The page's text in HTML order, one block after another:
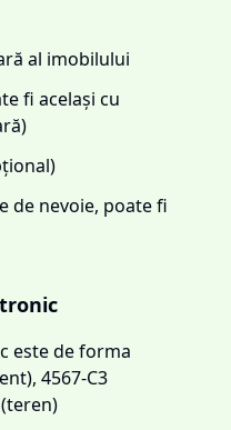
al imobilului
fi același cu
de nevoie, poate fi
este de forma
4567-C3